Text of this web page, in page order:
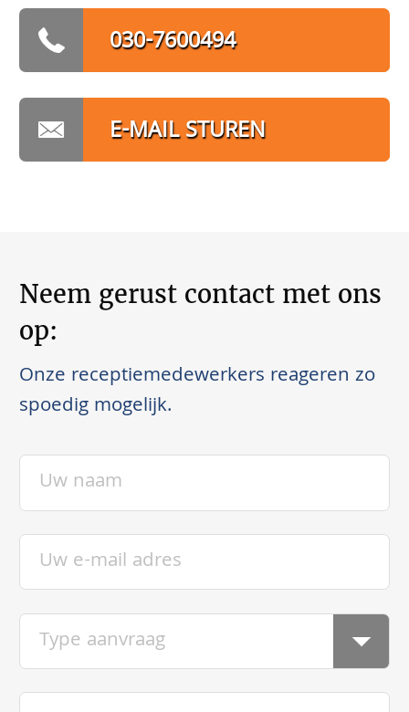
030-7600494
E-MAIL STUREN
Neem gerust contact met ons
op:
Onze receptiemedewerkers reageren zo
spoedig mogelijk.